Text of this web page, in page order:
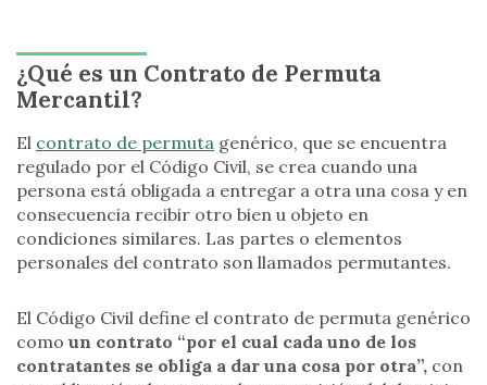
¿Qué es un Contrato de Permuta
Mercantil?
El contrato de permuta genérico, que se encuentra
regulado por el Código Civil, se crea cuando una
persona está obligada a entregar a otra una cosa y en
consecuencia recibir otro bien u objeto en
condiciones similares. Las partes o elementos
personales del contrato son llamados permutantes.
El Código Civil define el contrato de permuta genérico
como un contrato “por el cual cada uno de los
contratantes se obliga a dar una cosa por otra”, con